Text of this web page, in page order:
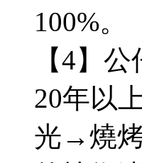
100%。
【4】
20年以
光→燒